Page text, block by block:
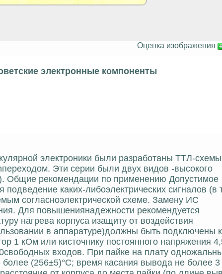
Оценка изображения
электронные компоненты
электроники были разработаны ТТЛ-
Эти серии были двух видов -высокого
Общие рекомендации по применению Допустимое
каких-либоэлектрических сигналов (в
согласноэлектрической схеме. Замену ИС
Для повышениянадежности рекомендуется
нагрева корпуса изащиту от воздействия
в аппаратуре)должны быть подключены к
1 кОм или кисточнику постоянного напряжения
входов. При пайке на плату
(256±5)°С; время касания вывода не более 3